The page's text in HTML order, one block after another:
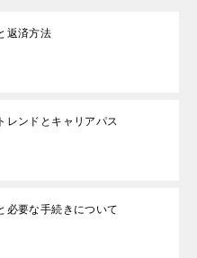
返済方法
レンドとキャリアパス
必要な手続きについて